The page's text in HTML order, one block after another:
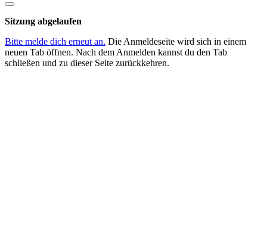
Dialog
schließen
Sitzung abgelaufen
Bitte melde dich erneut an. Die Anmeldeseite wird sich in einem
neuen Tab öffnen. Nach dem Anmelden kannst du den Tab
schließen und zu dieser Seite zurückkehren.